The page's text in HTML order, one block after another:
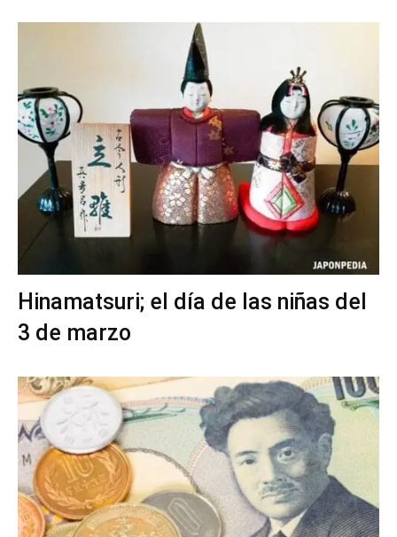
Hinamatsuri; el día de las niñas del
3 de marzo